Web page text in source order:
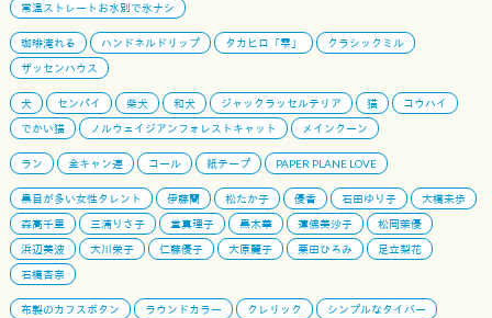
常温ストレートお水別で氷ナシ
珈琲淹れる ハンドネルドリップ タカヒロ「雫」
クラシックミル
ザッセンハウス
犬 センパイ 柴犬 和犬 ジャックラッセルテリア 猫
コウハイ
でかい猫
ノルウェイジアンフォレストキャット メインクーン
ラン 全キャン連 コール 紙テープ PAPER PLANE LOVE
黒目が多い女性タレント 伊藤蘭 松たか子 優香 石田ゆり子
大橋未歩
森高千里
三浦りさ子 堂真理子 黒木華 蓮佛美沙子
松岡茉優
浜辺美波
大川栄子 仁藤優子 大原麗子 栗田ひろみ
足立梨花
石橋杏奈
布製のカフスボタン ラウンドカラー クレリック
シンプルなタイバー